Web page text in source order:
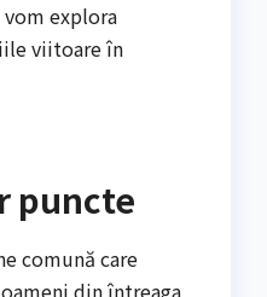
vom explora
viitoare în
puncte
comună care